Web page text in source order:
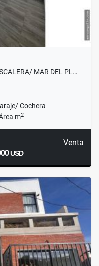
MAR DEL PL…
Cochera
m2
Venta
USD